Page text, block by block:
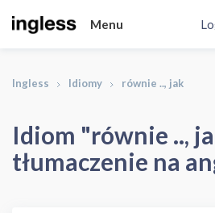
Menu
Ingless Idiomy równie .., jak
Idiom "równie ..,
tłumaczenie na